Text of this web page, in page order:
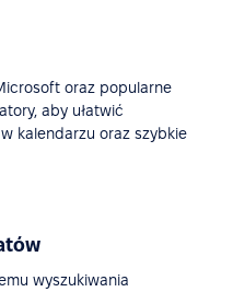
oraz popularne
aby ułatwić
kalendarzu oraz szybkie
wyszukiwania